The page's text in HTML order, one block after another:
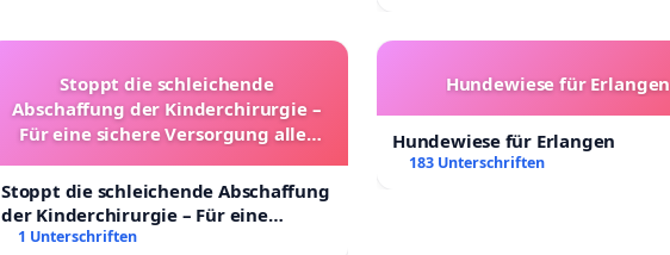
Stoppt die schleichende
Abschaffung der Kinderchirurgie –
Für eine sichere Versorgung aller
Stoppt die schleichende Abschaffung
der Kinderchirurgie – Für eine
sichere Versorgung aller Kinder in
1 Unterschriften
Hundewiese für Erlangen
Hundewiese für Erlangen
183 Unterschriften